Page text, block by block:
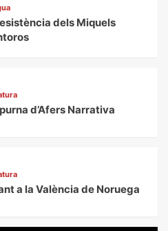
dels Miquels
d’Afers Narrativa
a la València de Noruega